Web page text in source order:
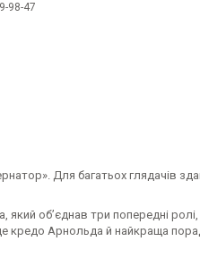
98-47
Для багатьох глядачів
об’єднав три попередні
кредо Арнольда й найкраща